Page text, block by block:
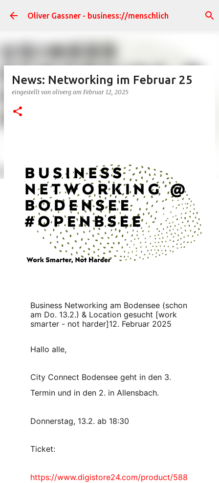
Direkt zum Hauptbereich
Oliver Gassner - business://menschlich
News: Networking im Februar 25
eingestellt von oliverg am Februar 12, 2025
Business Networking am Bodensee (schon
am Do. 13.2.) & Location gesucht [work
smarter - not harder]12. Februar 2025
Hallo alle,
City Connect Bodensee geht in den 3.
Termin und in den 2. in Allensbach.
Donnerstag, 13.2. ab 18:30
Ticket:
https://www.digistore24.com/product/588